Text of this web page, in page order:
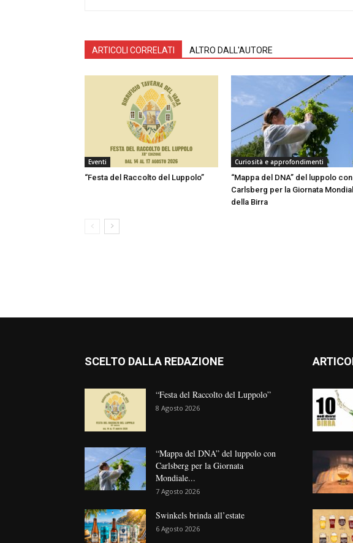
ARTICOLI CORRELATI ALTRO DALL'AUTORE
Eventi
“Festa del Raccolto del Luppolo”
Curiosità e approfondimenti
“Mappa del DNA” del luppolo con
Carlsberg per la Giornata
della Birra
SCELTO DALLA REDAZIONE
“Festa del Raccolto del Luppolo”
8 Agosto 2026
“Mappa del DNA” del luppolo con
Carlsberg per la Giornata
Mondiale...
7 Agosto 2026
Swinkels brinda all’estate
6 Agosto 2026